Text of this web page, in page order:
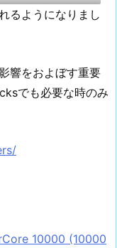
るようになりまし
響をおよぼす重要
でも必要な時のみ
10000 (10000